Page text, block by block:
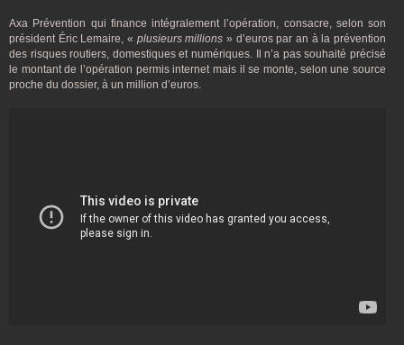
Axa Prévention qui finance intégralement l’opération, consacre, selon son
président Éric Lemaire, « plusieurs millions » d’euros par an à la prévention
des risques routiers, domestiques et numériques. Il n’a pas souhaité précisé
le montant de l’opération permis internet mais il se monte, selon une source
proche du dossier, à un million d’euros.